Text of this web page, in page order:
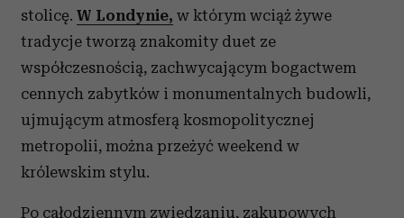
stolicę. W Londynie, w którym wciąż żywe
tradycje tworzą znakomity duet ze
współczesnością, zachwycającym bogactwem
cennych zabytków i monumentalnych budowli,
ujmującym atmosferą kosmopolitycznej
metropolii, można przeżyć weekend w
królewskim stylu.
Po całodziennym zwiedzaniu, zakupowych